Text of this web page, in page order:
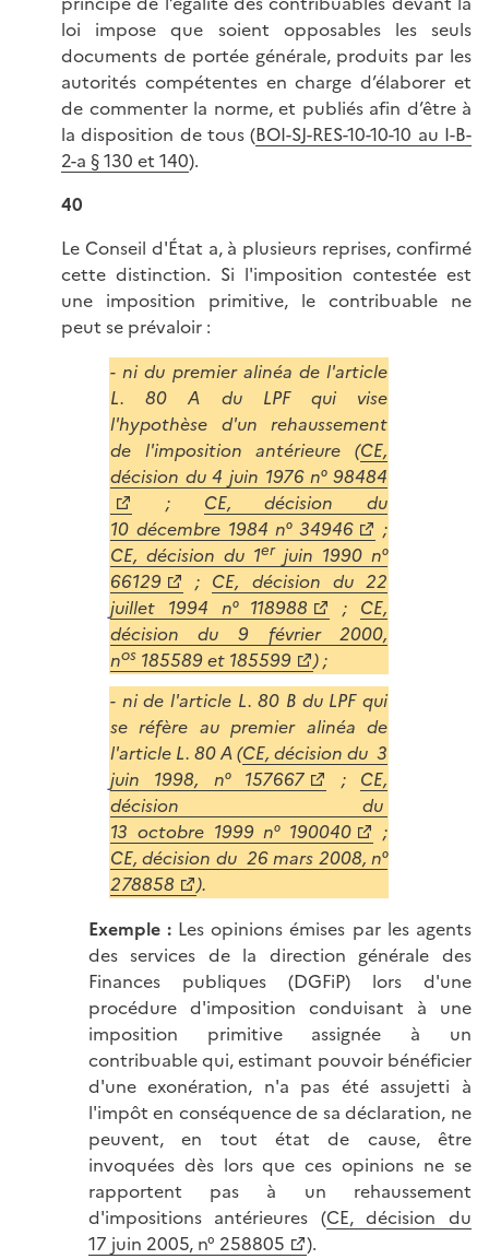
loi impose que soient opposables les seuls
documents de portée générale, produits par les
autorités compétentes en charge d’élaborer et
de commenter la norme, et publiés afin d’être à
la disposition de tous (BOI-SJ-RES-10-10-10 au I-B-
2-a § 130 et 140).
40
Le Conseil d'État a, à plusieurs reprises, confirmé
cette distinction. Si l'imposition contestée est
une imposition primitive, le contribuable ne
peut se prévaloir :
- ni du premier alinéa de l'article
L. 80 A du LPF qui vise
l'hypothèse d'un rehaussement
de l'imposition antérieure (CE,
décision du 4 juin 1976 n° 98484
; CE, décision du
10 décembre 1984 n° 34946
;
CE, décision du 1erjuin 1990 n°
66129
; CE, décision du 22
juillet 1994 n° 118988
; CE,
décision du 9 février 2000,
nos 185589 et 185599
) ;
- ni de l'article L. 80 B du LPF qui
se réfère au premier alinéa de
l'article L. 80 A (CE, décision du 3
juin 1998, n° 157667
; CE,
décision du
13 octobre 1999 n° 190040
;
CE, décision du 26 mars 2008, n°
278858
).
Exemple : Les opinions émises par les agents
des services de la direction générale des
Finances publiques (DGFiP) lors d'une
procédure d'imposition conduisant à une
imposition primitive assignée à un
contribuable qui, estimant pouvoir bénéficier
d'une exonération, n'a pas été assujetti à
l'impôt en conséquence de sa déclaration, ne
peuvent, en tout état de cause, être
invoquées dès lors que ces opinions ne se
rapportent pas à un rehaussement
d'impositions antérieures (CE, décision du
17 juin 2005, n° 258805
).